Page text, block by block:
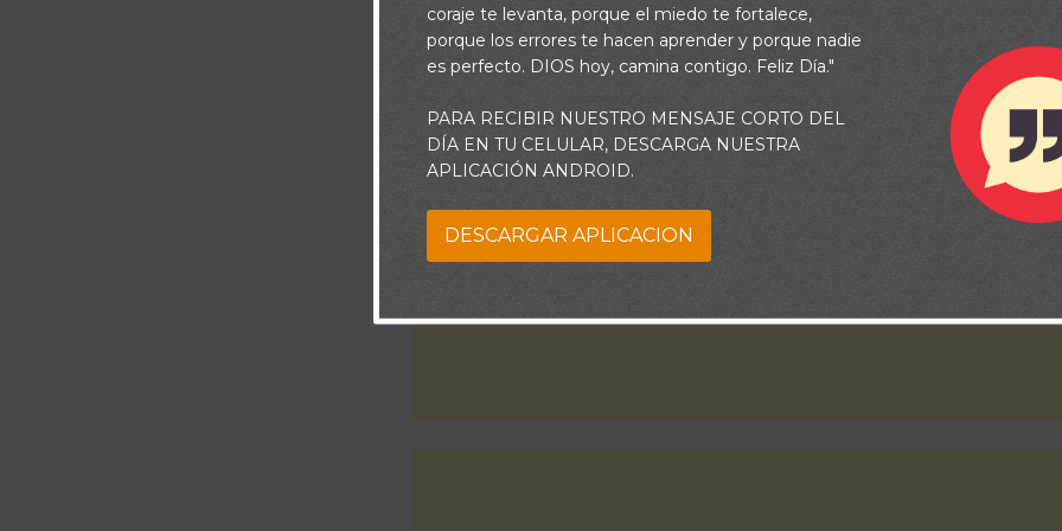
exaltado mi corazón y respondes a mis súplicas cuando siento que he perdido
no puedo continuar. Gracias por Tu Cuidado y Tu guía Señor. Amén.
coraje te levanta, porque el miedo te fortalece,
porque los errores te hacen aprender y porque nadie
es perfecto. DIOS hoy, camina contigo. Feliz Día."
PARA RECIBIR NUESTRO MENSAJE CORTO DEL
DÍA EN TU CELULAR, DESCARGA NUESTRA
APLICACIÓN ANDROID.
DESCARGAR APLICACION